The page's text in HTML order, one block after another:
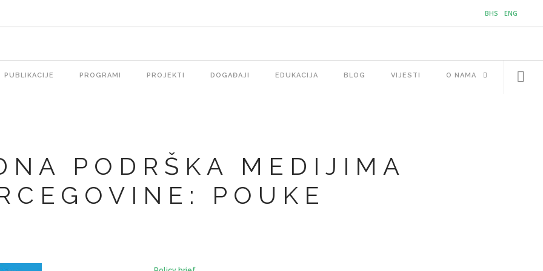
BHS ENG
PUBLIKACIJE PROGRAMI PROJEKTI DOGAĐAJI EDUKACIJA BLOG VIJESTI O NAMA
PODRŠKA MEDIJIMA
POUKE